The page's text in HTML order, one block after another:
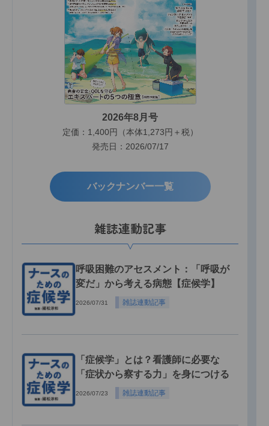
2026年8月号
定価：1,400円（本体1,273円＋税）
発売日：2026/07/17
バックナンバー一覧
雑誌連動記事
呼吸困難のアセスメント：「呼吸が
変だ」から考える病態【症候学】
2026/07/31 雑誌連動記事
「症候学」とは？看護師に必要な
「症状から察する力」を身につける
2026/07/23 雑誌連動記事